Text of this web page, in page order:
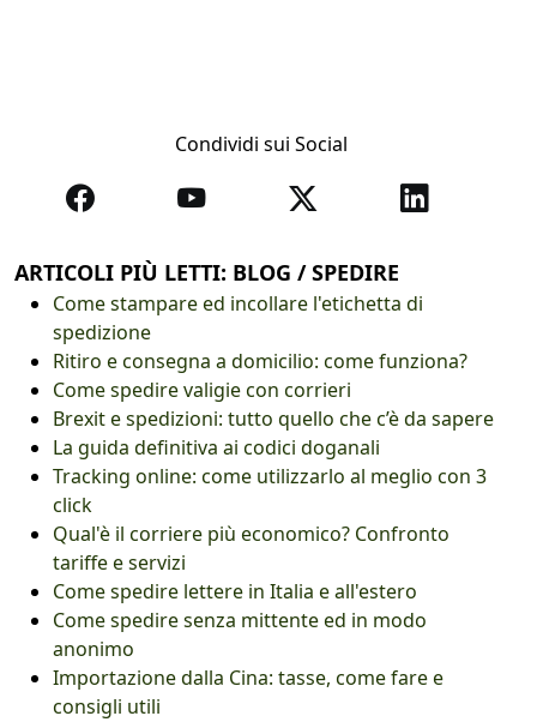
Condividi sui Social
ARTICOLI PIÙ LETTI: BLOG / SPEDIRE
Come stampare ed incollare l'etichetta di
spedizione
Ritiro e consegna a domicilio: come funziona?
Come spedire valigie con corrieri
Brexit e spedizioni: tutto quello che c’è da sapere
La guida definitiva ai codici doganali
Tracking online: come utilizzarlo al meglio con 3
click
Qual'è il corriere più economico? Confronto
tariffe e servizi
Come spedire lettere in Italia e all'estero
Come spedire senza mittente ed in modo
anonimo
Importazione dalla Cina: tasse, come fare e
consigli utili